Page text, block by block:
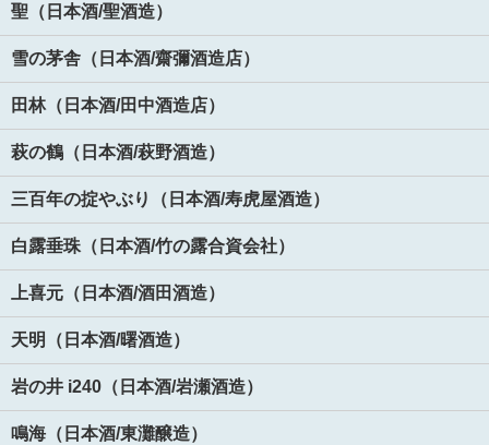
聖（日本酒/聖酒造）
雪の茅舎（日本酒/齋彌酒造店）
田林（日本酒/田中酒造店）
萩の鶴（日本酒/萩野酒造）
三百年の掟やぶり（日本酒/寿虎屋酒造）
白露垂珠（日本酒/竹の露合資会社）
上喜元（日本酒/酒田酒造）
天明（日本酒/曙酒造）
岩の井 i240（日本酒/岩瀬酒造）
鳴海（日本酒/東灘醸造）